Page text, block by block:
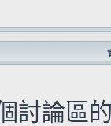
討論區